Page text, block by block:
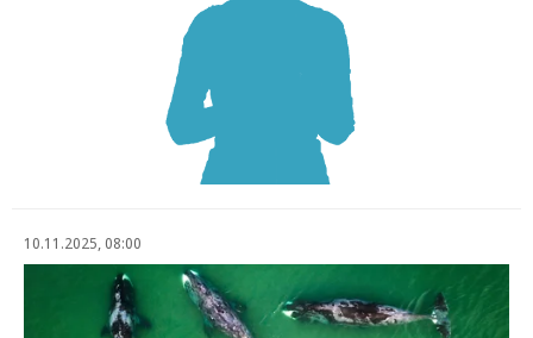
10.11.2025, 08:00